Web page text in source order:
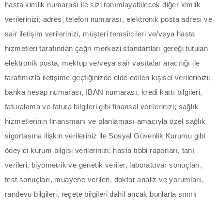
panel
panel
panel
panel
panel
panel
hasta kimlik numarası ile sizi tanımlayabilecek diğer kimlik
verilerinizi; adres, telefon numarası, elektronik posta adresi ve
sair iletişim verilerinizi, müşteri temsilcileri ve/veya hasta
hizmetleri tarafından çağrı merkezi standartları gereği tutulan
elektronik posta, mektup ve/veya sair vasıtalar aracılığı ile
tarafımızla iletişime geçtiğinizde elde edilen kişisel verilerinizi;
banka hesap numarası, IBAN numarası, kredi kartı bilgileri,
faturalama ve fatura bilgileri gibi finansal verilerinizi; sağlık
hizmetlerinin finansmanı ve planlaması amacıyla özel sağlık
sigortasına ilişkin verileriniz ile Sosyal Güvenlik Kurumu gibi
ödeyici kurum bilgisi verilerinizi; hasta tıbbi raporları, tanı
verileri, biyometrik ve genetik veriler, laboratuvar sonuçları,
test sonuçları, muayene verileri, doktor analiz ve yorumları,
randevu bilgileri, reçete bilgileri dahil ancak bunlarla sınırlı